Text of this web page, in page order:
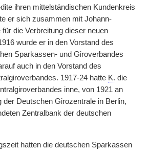
ihren mittelständischen Kundenkreis
er sich zusammen mit Johann-
die Verbreitung dieser neuen
wurde er in den Vorstand des
Sparkassen- und Giroverbandes
auch in den Vorstand des
1917-24 hatte K. die
inne, von 1921 an
der Deutschen Girozentrale in Berlin,
Zentralbank der deutschen
hatten die deutschen Sparkassen